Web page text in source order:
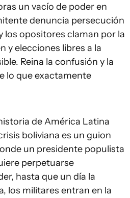
un vacío de poder en
denuncia persecución
los opositores claman por la
y elecciones libres a la
Reina la confusión y la
lo que exactamente
de América Latina
boliviana es un guion
un presidente populista
perpetuarse
hasta que un día la
los militares entran en la